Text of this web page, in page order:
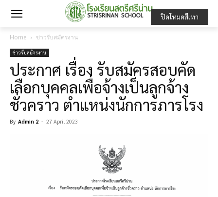
Home ข่าวรับสมัครงาน
ข่าวรับสมัครงาน
ประกาศ เรื่อง รับสมัครสอบคัด
เลือกบุคคลเพื่อจ้างเป็นลูกจ้าง
ชั่วคราว ตำแหน่งนักการภารโรง
By Admin 2 - 27 April 2023
ปิดโหมดสีเทา